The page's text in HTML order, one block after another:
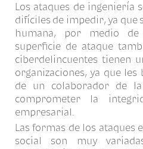
Los ataques de ingeniería
difíciles de impedir, ya que
humana, por medio de
superficie de ataque
ciberdelincuentes tienen
organizaciones, ya que
de un colaborador de
comprometer la
empresarial.
Las formas de los ataques
social son muy